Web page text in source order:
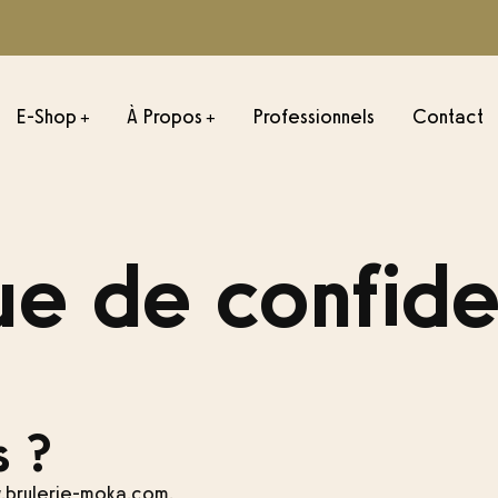
E-Shop +
Julio César-Colombie
Misadhi – Kenya
À Propos + Professionnels Contact
de
?